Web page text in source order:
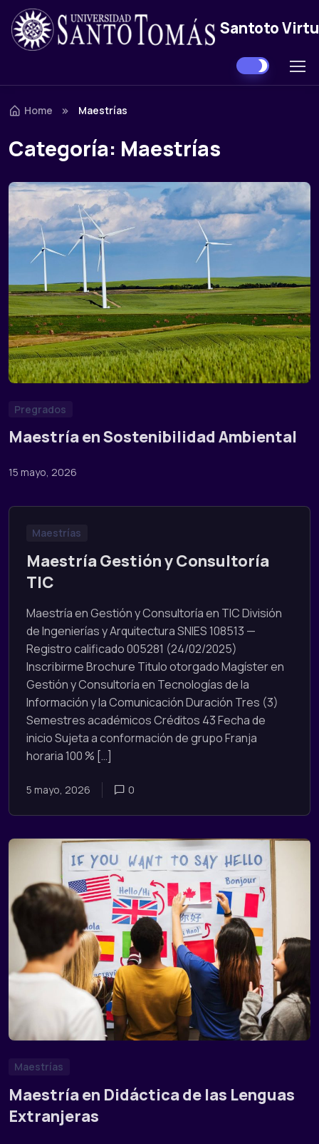
Skip to navigation
Skip to content
Santoto
Home Maestrías
Categoría: Maestrías
Pregrados
Maestría en Sostenibilidad Ambiental
15 mayo, 2026
Maestrías
Maestría Gestión y Consultoría
TIC
Maestría en Gestión y Consultoría en TIC División
de Ingenierías y Arquitectura SNIES 108513 —
Registro calificado 005281 (24/02/2025)
Inscribirme Brochure Titulo otorgado Magíster en
Gestión y Consultoría en Tecnologías de la
Información y la Comunicación Duración Tres (3)
Semestres académicos Créditos 43 Fecha de
inicio Sujeta a conformación de grupo Franja
horaria 100 % […]
5 mayo, 2026 0
Maestrías
Maestría en Didáctica de las Lenguas
Extranjeras